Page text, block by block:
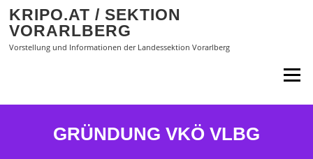
Zum
Inhalt
springen
KRIPO.AT / SEKTION
VORARLBERG
Vorstellung und Informationen der Landessektion Vorarlberg
Menü
GRÜNDUNG VKÖ VLBG